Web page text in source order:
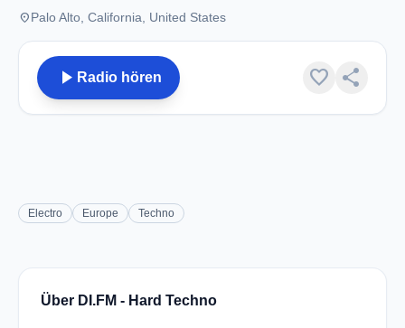
placePalo Alto, California, United States
play_arrow Radio hören favorite share
Electro Europe Techno
Über DI.FM - Hard Techno